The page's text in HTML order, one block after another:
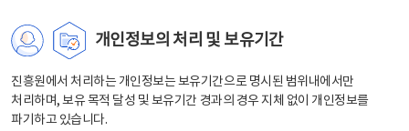
개인정보의 처리 및 보유기간
진흥원에서 처리하는 개인정보는 보유기간으로 명시된 범위내에서만
처리하며, 보유 목적 달성 및 보유기간 경과의 경우 지체 없이 개인정보를
파기하고 있습니다.